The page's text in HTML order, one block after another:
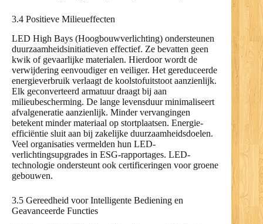
3.4 Positieve Milieueffecten
LED High Bays (Hoogbouwverlichting) ondersteunen
duurzaamheidsinitiatieven effectief. Ze bevatten geen
kwik of gevaarlijke materialen. Hierdoor wordt de
verwijdering eenvoudiger en veiliger. Het gereduceerde
energieverbruik verlaagt de koolstofuitstoot aanzienlijk.
Elk geconverteerd armatuur draagt bij aan
milieubescherming. De lange levensduur minimaliseert
afvalgeneratie aanzienlijk. Minder vervangingen
betekent minder materiaal op stortplaatsen. Energie-
efficiëntie sluit aan bij zakelijke duurzaamheidsdoelen.
Veel organisaties vermelden hun LED-
verlichtingsupgrades in ESG-rapportages. LED-
technologie ondersteunt ook certificeringen voor groene
gebouwen.
3.5 Gereedheid voor Intelligente Bediening en
Geavanceerde Functies